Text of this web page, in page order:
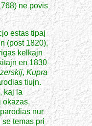
ne povis
estas tipaj
(post 1820),
kelkajn
en 1830–
, Kupra
tiujn.
kaj la
okazas,
nur
temas pri